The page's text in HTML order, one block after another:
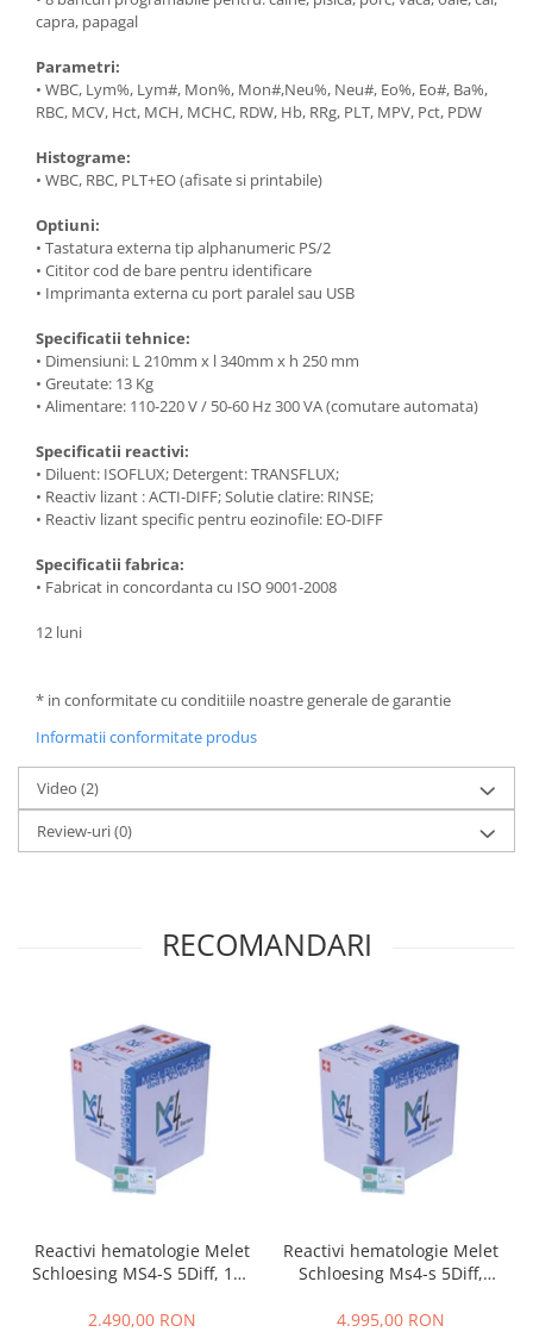
capra, papagal
Parametri:
• WBC, Lym%, Lym#, Mon%, Mon#,Neu%, Neu#, Eo%, Eo#, Ba%,
RBC, MCV, Hct, MCH, MCHC, RDW, Hb, RRg, PLT, MPV, Pct, PDW
Histograme:
• WBC, RBC, PLT+EO (afisate si printabile)
Optiuni:
• Tastatura externa tip alphanumeric PS/2
• Cititor cod de bare pentru identificare
• Imprimanta externa cu port paralel sau USB
Specificatii tehnice:
• Dimensiuni: L 210mm x l 340mm x h 250 mm
• Greutate: 13 Kg
• Alimentare: 110-220 V / 50-60 Hz 300 VA (comutare automata)
Specificatii reactivi:
• Diluent: ISOFLUX; Detergent: TRANSFLUX;
• Reactiv lizant : ACTI-DIFF; Solutie clatire: RINSE;
• Reactiv lizant specific pentru eozinofile: EO-DIFF
Specificatii fabrica:
• Fabricat in concordanta cu ISO 9001-2008
12 luni
* in conformitate cu conditiile noastre generale de garantie
Informatii conformitate produs
Video (2)
Review-uri(0)
RECOMANDARI
Reactivi hematologie Melet
Schloesing MS4-S 5Diff, 125
2.490,00 RON
Reactivi hematologie Melet
Schloesing Ms4-s 5Diff,
4.995,00 RON